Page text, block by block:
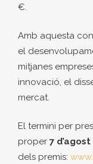
€.
Amb aquesta
el
mitjanes
innovació, el
mercat.
El termini per
proper 7 d’agost
dels premis: